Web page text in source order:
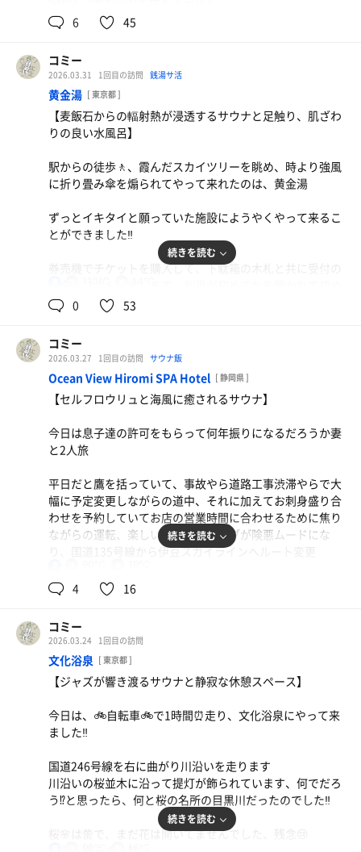
を感じる楽しみそして熱を受け止める、この一連の流れに
中毒になっているなと感じる
蒸喜乱舞
アウフグース前の時間に入る、照明が付いてikiのストーブ
がライトアップされた、オートロウリュかと思いきや、ア
ウフグース準備のためについた照明だった、ちょっと期待
してしまっただけに残念に感じてしまった
湿度のある室内でしっかりと汗が流れ落ちて来る
やって来たいと思いを噛み締めながらサ活を終了しました
ルダウンできる、慣れてきた頃を見計らって、グルシンの
締まる感じが良かった
内気浴はアディロンダックで脱力してみる、デッキチェア
で背中をピッタリ合わせて目を閉じたり、目を見開き視点
を定めないでぼんやり壁の白樺を眺めたりする
雨の中の外気浴は、1脚しかないインフィニティチェアに
腰掛け、車の走行音、雨粒の落ちてくる感覚、凄い勢いで
流れゆく濃いグレーの雨雲、上空とは違う穏やかな風を感
じる
そんなに寒く無いように感じていても、身体は早く冷えて
行くので、室内に移動して内気浴切り替えハイブリッドし
2セット目はアタランドさんの『アタキック』
仮面は目がひかる✴️仕様でとても高いクオリティ、光る目
は暗いサ室でとても映える、いつもながらに感じることな
のだけれど、演目の丁寧な作り込み、人造人間にされてし
まうところからの変身へと至る設定、細かなところまで丁
のだなあと実感する
る、今日は調子が良かったのか、家を出る前のプロテイン
でタンパク質摂取したことが良かったのか、この冷水が堪
らなく気持ち良かった
今日はとても安定したサ活ができた気がします、先にも書
は温度変化への対応、休憩時の体温が下がりすぎないよう
な気がしました、今後も検証してみようと思います
スタッフの皆様、今日も快適な環境をありがとうございま
した‼️
預けて、フェイスタオルとバスタオル、それにサウナ扉用
のフックを受け取ります、フックの番号が1️⃣だったこと
が、一番乗りだったことがとても嬉しかった
👕脱衣室
天井が高くて広い、床は畳敷きで畳の香りが漂って来る、
ロッカーは上下間に物置スペースがある場所とそうでない
と場所がコの字形になっている、使い勝手が良さそうな番
ロッカーの上にポスターがあり、悔いるように眺めてしま
扉を開けると壁は黒、タイルは茶系でシックな雰囲気
の象徴的なステンドグラスが鮮やかに並んでいる、綺麗だ
った
中央部にカランが並んでいる、カランで身体を洗い流し
て、中温風呂は檜の香りがする青いお湯汗が出て来る程度
に温まり、いざサウナ室へ‼️
★サウナ室
入口の左側に背の高い遠赤外線ストーブがどうだと言わん
ばかりに鎮座している、ストーブから発せされるごおっと
いう音と熱は迫力があり圧倒される、温度計🌡️は108℃
座面は木製で2段式、足元の照明があり、私は足元の照明
の光がとても好き🥰です
ストーブ周りの壁はタイル、それ以外の壁はは木製、壁は
縁のところに半円の丸みを帯びたところが愛おしく、優し
顔はヒリヒリ感もあり、熱さもサ室の空気からガツンとダ
イレクトに伝わって来るのが印象的でした
っていると真ん中辺りが快適な場所かなと
汗を流します
💧水風呂
立ちシャワーを囲うL字型の水風呂は16℃、奥に行くとバ
イブラが出ていました
6 45
コミー
2026.03.31 1回目の訪問 銭湯サ活
黄金湯 [ 東京都 ]
【麦飯石からの輻射熱が浸透するサウナと足触り、肌ざわ
りの良い水風呂】
駅からの徒歩🚶、霞んだスカイツリーを眺め、時より強風
に折り畳み傘を煽られてやって来れたのは、黄金湯
ずっとイキタイと願っていた施設にようやくやって来るこ
とができました‼️
券売機でチケットを購入して、下駄箱の木札と共に受付の
てであることを伝えると、サウナは2時間制⏰、制限時間
した
暖簾をくぐり脱衣所へ
木製のロッカーは上下間に物置スペースがあるのでとても
使い易いタイプ、準備を手短に済ませませて、いざ
🛁浴室
扉を開けると左側にカランと仕切壁と一体になったシャワ
右側に通路を挟んであつ湯、薬湯、炭酸泉奥に水風呂があ
ります
カランでゆっくり洗体して、炭酸泉に浸かります、温度が
浸かっている時に壁の上部にほしよりこさんの銭湯絵が描
浴室の奥にガラス扉があり、そこから先有料であることが
記されている
通路は天井が高くコンクリート打ちっぱなしで行き当たり
を右側に向かうと右側にサウナ室、左側に水風呂、その奥
がととのいスペースになっていました
★サウナ
入って左側奥にストーンが載ったストーブ、オートロウリ
ュ用の噴射ノズルが天井から伸びている、壁は麦飯石に囲
われています、3段式で座面は木製、入口付近にあるサウ
ナマットを引いて座ります、座面に敷いてあるサウナマッ
続きを読む
0 53
コミー
2026.03.27 1回目の訪問 サウナ飯
Ocean View Hiromi SPA Hotel [ 静岡県 ]
【セルフロウリュと海風に癒されるサウナ】
今日は息子達の許可をもらって何年振りになるだろうか妻
と2人旅
平日だと鷹を括っていて、事故やら道路工事渋滞やらで大
幅に予定変更しながらの道中、それに加えてお刺身盛り合
わせを予約していてお店の営業時間に合わせるために焦り
ながらの運転、楽しいはずがドライブが険悪ムードにな
り、国道135号線から伊豆スカイラインへルート変更
朝9:30に家を出たのに下田到着は17:30
ペリーロードなど下田の町を散策
ビールや惣菜の買い物を済ませてOcean View Hiromi SPA
Hotelにに到着したのは19:30
サウナはやっていないと…
のですが
部屋に行き、浴衣に着替えて1階にある大浴場に向かいま
続きを読む
4 16
コミー
2026.03.24 1回目の訪問
文化浴泉 [ 東京都 ]
【ジャズが響き渡るサウナと静寂な休憩スペース】
今日は、🚲自転車🚲で1時間⏰走り、文化浴泉にやって来
ました‼️
国道246号線を右に曲がり川沿いを走ります
川沿いの桜並木に沿って提灯が飾られています、何でだろ
う⁉️と思ったら、何と桜の名所の目黒川だったのでした‼️
桜🌸は蕾で、まだ花は開いてませんでした、残念😢
続きを読む